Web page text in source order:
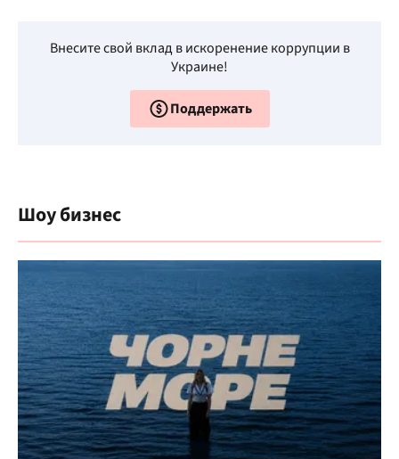
Внесите свой вклад в искоренение коррупции в
Украине!
Поддержать
Шоу бизнес